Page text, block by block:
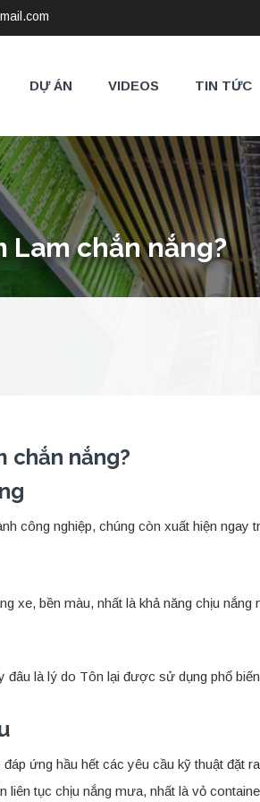
DỰ ÁN VIDEOS TIN TỨC
Lam chắn nắng?
chắn nắng?
công nghiệp, chúng còn xuất hiện
xe, bền màu, nhất là khả năng chịu nắng
là lý do Tôn lại được sử dụng phổ
ứng hầu hết các yêu cầu kỹ thuật đặt
tục chịu nắng mưa, nhất là vỏ